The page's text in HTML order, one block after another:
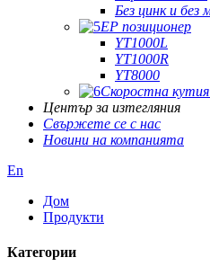
Без цинк и без
EP позиционер
YT1000L
YT1000R
YT8000
Скоростна кутия
Център за изтегляния
Свържете се с нас
Новини на компанията
En
Дом
Продукти
Категории